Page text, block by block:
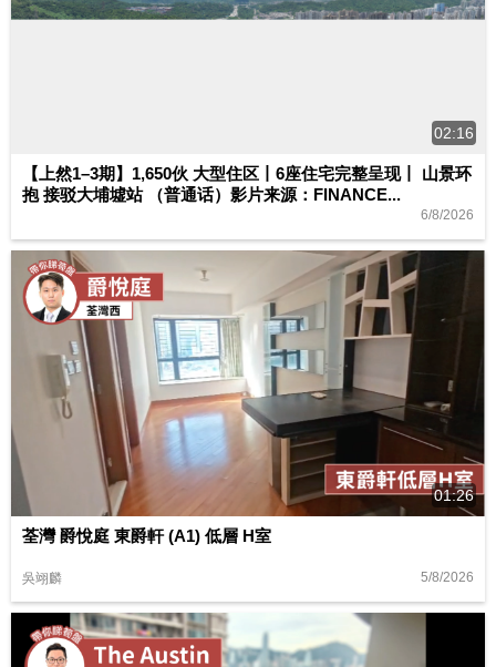
02:16
【上然1–3期】1,650伙 大型住区丨6座住宅完整呈现丨 山景环
抱 接驳大埔墟站 （普通话）影片来源：FINANCE...
6/8/2026
01:26
荃灣 爵悅庭 東爵軒 (A1) 低層 H室
吳翊麟 5/8/2026